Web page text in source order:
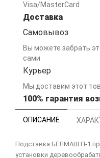
Visa/MasterCard
Доставка
Самовывоз
Вы можете забрать
сами
Курьер
Мы доставим этот
100% гарантия
ОПИСАНИЕ
Подставка БЕЛМАШ П-1
установки